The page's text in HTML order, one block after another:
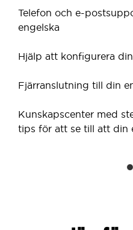
Telefon och e-
engelska
Hjälp att konfigurera
Fjärranslutning till din
Kunskapscenter med
tips för att se till att din